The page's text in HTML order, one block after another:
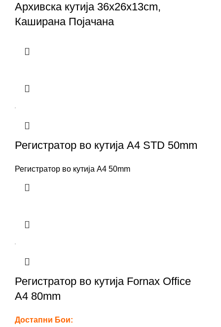
Архивска кутија 36x26x13cm,
Каширана Појачана
Регистратор во кутија А4 STD 50mm
Регистратор во кутија А4 50mm
Регистратор во кутија Fornax Office
A4 80mm
Достапни Бои: